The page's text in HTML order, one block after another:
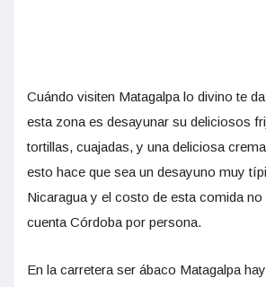
Cuándo visiten Matagalpa lo divino te
esta zona es desayunar su deliciosos
tortillas, cuajadas, y una deliciosa
esto hace que sea un desayuno muy
Nicaragua y el costo de esta comida no
cuenta Córdoba por persona.
En la carretera ser ábaco Matagalpa